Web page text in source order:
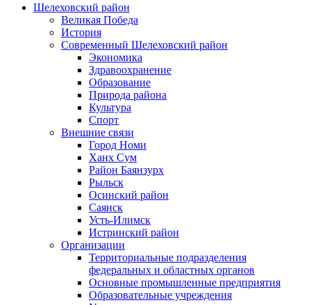
Шелеховский район
Великая Победа
История
Современный Шелеховский район
Экономика
Здравоохранение
Образование
Природа района
Культура
Спорт
Внешние связи
Город Номи
Ханх Сум
Район Баянзурх
Рыльск
Осинский район
Саянск
Усть-Илимск
Истринский район
Организации
Территориальные подразделения
федеральных и областных органов
Основные промышленные предприятия
Образовательные учреждения